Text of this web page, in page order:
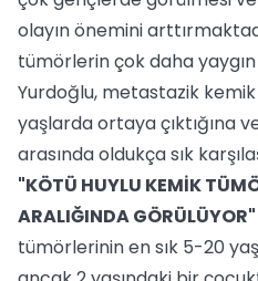
olayın önemini
tümörlerin çok daha
Yurdoğlu, metastazik
yaşlarda ortaya çıktığına
arasında oldukça sık
"KÖTÜ HUYLU KEMİK
ARALIĞINDA GÖRÜLÜYOR"
tümörlerinin en sık 5-20